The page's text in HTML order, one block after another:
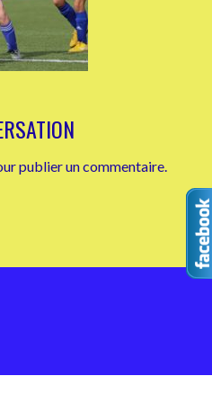
publier un commentaire.